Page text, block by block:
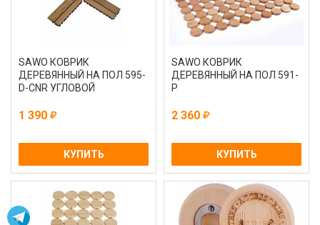
SAWO КОВРИК
ДЕРЕВЯННЫЙ НА ПОЛ 595-
D-CNR УГЛОВОЙ
1 390
КУПИТЬ
SAWO КОВРИК
ДЕРЕВЯННЫЙ НА ПОЛ 591-
Р
2 360
КУПИТЬ